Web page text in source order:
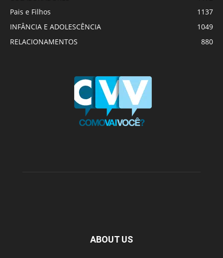
Pais e Filhos
1137
INFÂNCIA E ADOLESCÊNCIA
1049
RELACIONAMENTOS
880
ABOUT US